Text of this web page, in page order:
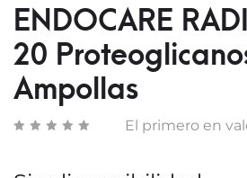
ENDOCARE
20
Ampollas
El primero en